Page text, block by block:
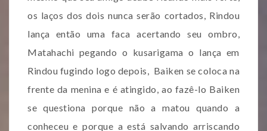
os laços dos dois nunca serão cortados, Rindou
lança então uma faca acertando seu ombro,
Matahachi pegando o kusarigama o lança em
Rindou fugindo logo depois, Baiken se coloca na
frente da menina e é atingido, ao fazê-lo Baiken
se questiona porque não a matou quando a
conheceu e porque a está salvando arriscando